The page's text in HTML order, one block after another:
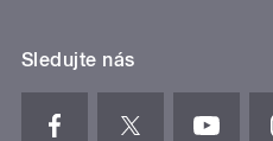
Sledujte nás